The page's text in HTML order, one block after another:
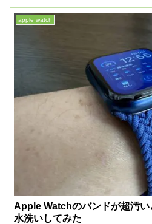
apple watch
Apple Watchのバンドが超汚
水洗いしてみた